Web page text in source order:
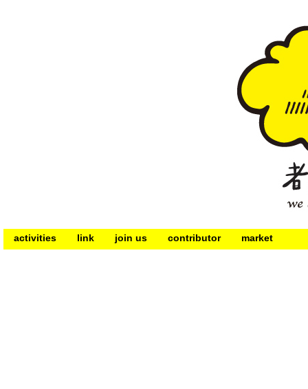
activities link join us contributor market